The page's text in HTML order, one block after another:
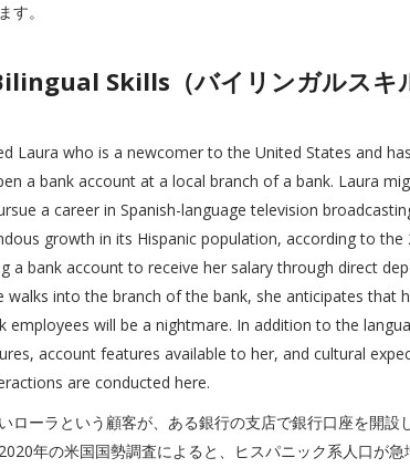
す。
Skills（バイリンガルスキ
Laura who is a newcomer to the United States and
a bank account at a local branch of a bank. Laura
a career in Spanish-language television
growth in its Hispanic population, according to the
a bank account to receive her salary through direct
into the branch of the bank, she anticipates that
employees will be a nightmare. In addition to the
account features available to her, and cultural
are conducted here.
ローラという顧客が、ある銀行の支店で銀行口座を開設
年の米国国勢調査によると、ヒスパニック系人口が急